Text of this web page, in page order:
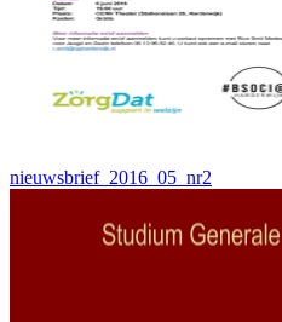
nieuwsbrief_2016_05_nr2